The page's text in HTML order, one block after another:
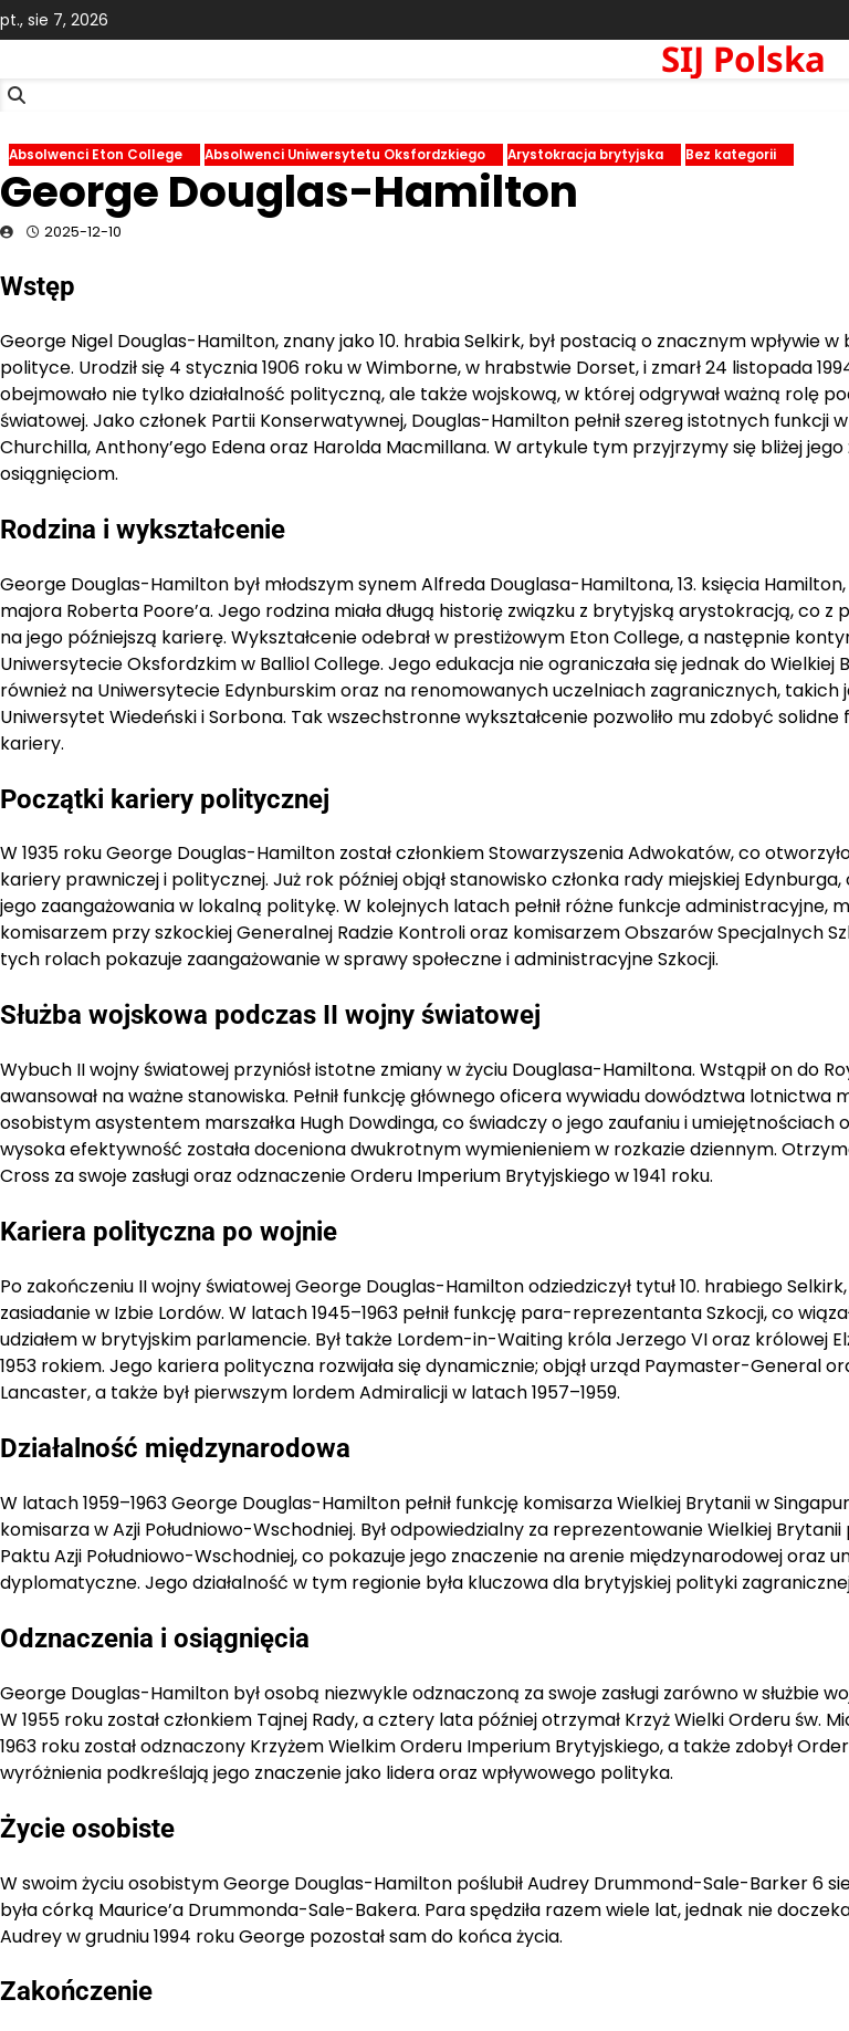
Skip
to
pt., sie 7, 2026
SIJ Polska
Absolwenci Eton College Absolwenci Uniwersytetu Oksfordzkiego Arystokracja brytyjska Bez kategorii
George Douglas-Hamilton
2025-12-10
Wstęp
George Nigel Douglas-Hamilton, znany jako 10. hrabia Selkirk, był postacią o znacznym wpływie
polityce. Urodził się 4 stycznia 1906 roku w Wimborne, w hrabstwie Dorset, i zmarł 24 listopada
obejmowało nie tylko działalność polityczną, ale także wojskową, w której odgrywał ważną rolę
światowej. Jako członek Partii Konserwatywnej, Douglas-Hamilton pełnił szereg istotnych funkcji
Churchilla, Anthony’ego Edena oraz Harolda Macmillana. W artykule tym przyjrzymy się bliżej jego
osiągnięciom.
Rodzina i wykształcenie
George Douglas-Hamilton był młodszym synem Alfreda Douglasa-Hamiltona, 13. księcia
majora Roberta Poore’a. Jego rodzina miała długą historię związku z brytyjską arystokracją, co z
na jego późniejszą karierę. Wykształcenie odebrał w prestiżowym Eton College, a następnie
Uniwersytecie Oksfordzkim w Balliol College. Jego edukacja nie ograniczała się jednak do Wielkiej
również na Uniwersytecie Edynburskim oraz na renomowanych uczelniach zagranicznych, takich
Uniwersytet Wiedeński i Sorbona. Tak wszechstronne wykształcenie pozwoliło mu zdobyć
kariery.
Początki kariery politycznej
W 1935 roku George Douglas-Hamilton został członkiem Stowarzyszenia Adwokatów, co
kariery prawniczej i politycznej. Już rok później objął stanowisko członka rady miejskiej
jego zaangażowania w lokalną politykę. W kolejnych latach pełnił różne funkcje administracyjne,
komisarzem przy szkockiej Generalnej Radzie Kontroli oraz komisarzem Obszarów Specjalnych
tych rolach pokazuje zaangażowanie w sprawy społeczne i administracyjne Szkocji.
Służba wojskowa podczas II wojny światowej
Wybuch II wojny światowej przyniósł istotne zmiany w życiu Douglasa-Hamiltona. Wstąpił on do
awansował na ważne stanowiska. Pełnił funkcję głównego oficera wywiadu dowództwa lotnictwa
osobistym asystentem marszałka Hugh Dowdinga, co świadczy o jego zaufaniu i umiejętnościach
wysoka efektywność została doceniona dwukrotnym wymienieniem w rozkazie dziennym.
Cross za swoje zasługi oraz odznaczenie Orderu Imperium Brytyjskiego w 1941 roku.
Kariera polityczna po wojnie
Po zakończeniu II wojny światowej George Douglas-Hamilton odziedziczył tytuł 10. hrabiego
zasiadanie w Izbie Lordów. W latach 1945–1963 pełnił funkcję para-reprezentanta Szkocji, co
udziałem w brytyjskim parlamencie. Był także Lordem-in-Waiting króla Jerzego VI oraz królowej
1953 rokiem. Jego kariera polityczna rozwijała się dynamicznie; objął urząd Paymaster-General
Lancaster, a także był pierwszym lordem Admiralicji w latach 1957–1959.
Działalność międzynarodowa
W latach 1959–1963 George Douglas-Hamilton pełnił funkcję komisarza Wielkiej Brytanii w
komisarza w Azji Południowo-Wschodniej. Był odpowiedzialny za reprezentowanie Wielkiej
Paktu Azji Południowo-Wschodniej, co pokazuje jego znaczenie na arenie międzynarodowej oraz
dyplomatyczne. Jego działalność w tym regionie była kluczowa dla brytyjskiej polityki
Odznaczenia i osiągnięcia
George Douglas-Hamilton był osobą niezwykle odznaczoną za swoje zasługi zarówno w służbie
W 1955 roku został członkiem Tajnej Rady, a cztery lata później otrzymał Krzyż Wielki Orderu św.
1963 roku został odznaczony Krzyżem Wielkim Orderu Imperium Brytyjskiego, a także zdobył
wyróżnienia podkreślają jego znaczenie jako lidera oraz wpływowego polityka.
Życie osobiste
W swoim życiu osobistym George Douglas-Hamilton poślubił Audrey Drummond-Sale-Barker 6
była córką Maurice’a Drummonda-Sale-Bakera. Para spędziła razem wiele lat, jednak nie
Audrey w grudniu 1994 roku George pozostał sam do końca życia.
Zakończenie